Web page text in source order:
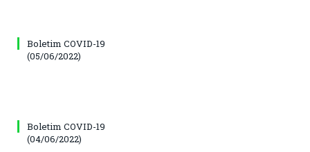
Boletim COVID-19
(05/06/2022)
Boletim COVID-19
(04/06/2022)